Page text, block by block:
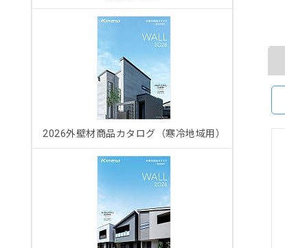
2026外壁材商品カタログ（寒冷地域用）